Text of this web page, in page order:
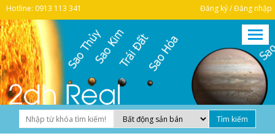
Hotline: 0913 113 341 Đăng ký / Đăng nhập